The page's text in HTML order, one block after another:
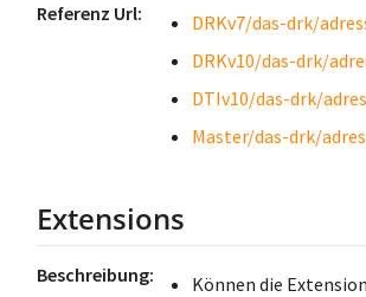
Referenz Url
DRKv7/das-drk/
DRKv10/das-drk/
DTIv10/das-drk/
Master/das-drk/
Extensions
Beschreibung
Können die